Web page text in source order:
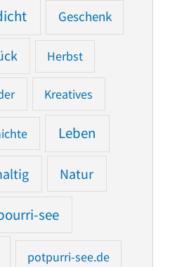
Geschenk
Herbst
Kreatives
Leben
Natur
see
potpurri-see.de